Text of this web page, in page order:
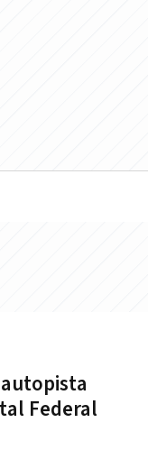
Federal